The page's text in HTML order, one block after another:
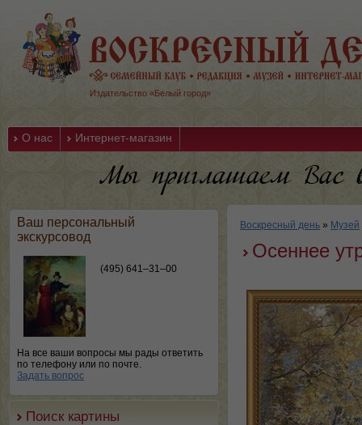
Издательство «Белый город»
О нас Интернет-магазин
Ваш персональный
экскурсовод
(495) 641–31–00
На все ваши вопросы мы рады ответить
по телефону или по почте.
Задать вопрос
Поиск картины
Воскресный день » Музей
Осеннее